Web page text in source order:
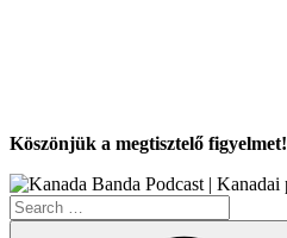
Köszönjük a megtisztelő figyelmet!
Search
for: